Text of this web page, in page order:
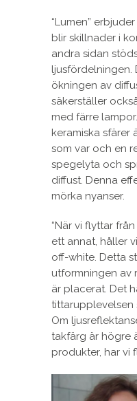
“Lumen”
blir skillnader i
andra sidan
ljusfördelningen.
ökningen av
säkerställer
med färre
keramiska sfärer
som var och en
spegelyta och
diffust. Denna
mörka nyanser.
“När vi flyttar
ett annat, håller
off-white. Detta
utformningen av
är placerat. Det
tittarupplevelsen
Om
takfärg är högre
produkter, har vi